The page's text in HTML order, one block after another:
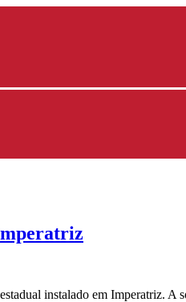
instalado em Imperatriz. A